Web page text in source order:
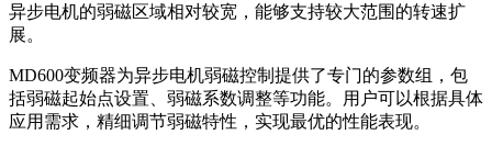
异步电机的弱磁区域相对较宽，能够支持较大范围的转速扩
展。
MD600变频器为异步电机弱磁控制提供了专门的参数组，包
括弱磁起始点设置、弱磁系数调整等功能。用户可以根据具体
应用需求，精细调节弱磁特性，实现最优的性能表现。